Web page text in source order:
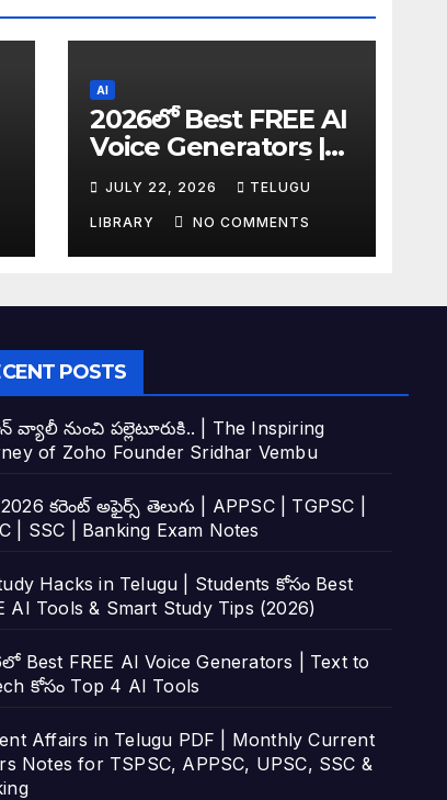
AI
2026లో Best FREE AI
Voice Generators |
Text to Speech కోసం
Top 4 AI Tools
JULY 22, 2026 TELUGU
LIBRARY NO COMMENTS
POSTS
వ్యాలీ నుంచి పల్లెటూరుకి.. | The Inspiring
of Zoho Founder Sridhar Vembu
కరెంట్ అఫైర్స్ తెలుగు | APPSC | TGPSC |
| SSC | Banking Exam Notes
Hacks in Telugu | Students కోసం Best
AI Tools & Smart Study Tips (2026)
Best FREE AI Voice Generators | Text to
కోసం Top 4 AI Tools
Affairs in Telugu PDF | Monthly Current
Notes for TSPSC, APPSC, UPSC, SSC &